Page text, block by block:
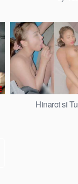
Hinarot si